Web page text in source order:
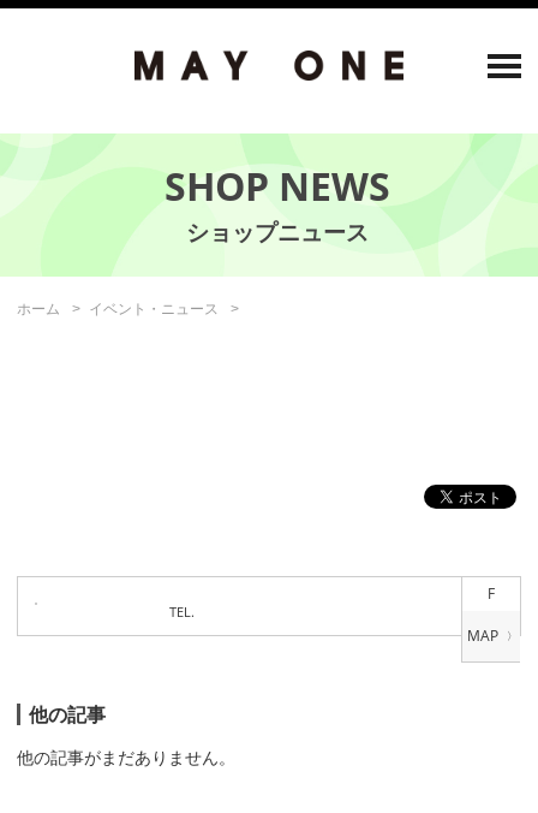
SHOP NEWS
ホーム イベント・ニュース
F
TEL.
他の記事
他の記事がまだありません。